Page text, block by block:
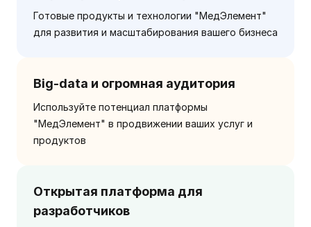
Готовые продукты и технологии "МедЭлемент"
для развития и масштабирования вашего бизнеса
Big-data и огромная аудитория
Используйте потенциал платформы
"МедЭлемент" в продвижении ваших услуг и
продуктов
Открытая платформа для
разработчиков